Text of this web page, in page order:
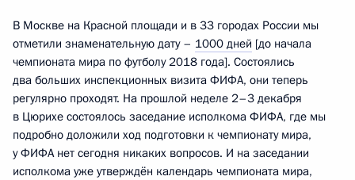
В Москве на Красной площади и в 33 городах России мы
отметили знаменательную дату – 1000 дней [до начала
чемпионата мира по футболу 2018 года]. Состоялись
два больших инспекционных визита ФИФА, они теперь
регулярно проходят. На прошлой неделе 2–3 декабря
в Цюрихе состоялось заседание исполкома ФИФА, где мы
подробно доложили ход подготовки к чемпионату мира,
у ФИФА нет сегодня никаких вопросов. И на заседании
исполкома уже утверждён календарь чемпионата мира,